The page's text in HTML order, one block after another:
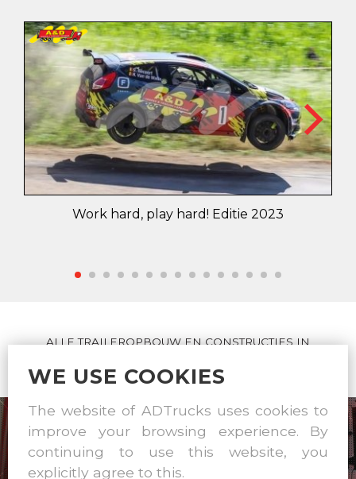
WE USE COOKIES
The website of ADTrucks uses cookies to
improve your browsing experience. By
continuing to use this website, you
explicitly agree to this.
Work hard, play hard! Editie 2023
ALLE TRAILEROPBOUW EN CONSTRUCTIES IN